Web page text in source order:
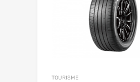
TOURISME